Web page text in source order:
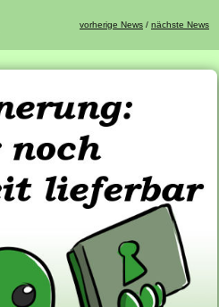
vorherige News / nächste News